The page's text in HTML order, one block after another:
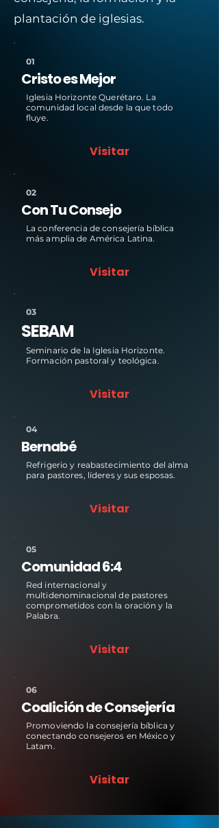
plantación de iglesias.
01
Cristo es Mejor
Iglesia Horizonte Querétaro. La
comunidad local desde la que todo
fluye.
Visitar
02
Con Tu Consejo
La conferencia de consejería bíblica
más amplia de América Latina.
Visitar
03
SEBAM
Seminario de la Iglesia Horizonte.
Formación pastoral y teológica.
Visitar
04
Bernabé
Refrigerio y reabastecimiento del alma
para pastores, líderes y sus esposas.
Visitar
05
Comunidad 6:4
Red internacional y
multidenominacional de pastores
comprometidos con la oración y la
Palabra.
Visitar
06
Coalición de Consejería
Promoviendo la consejería bíblica y
conectando consejeros en México y
Latam.
Visitar